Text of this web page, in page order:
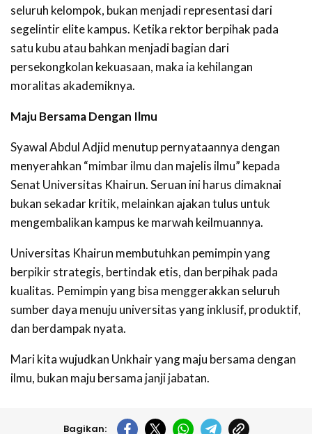
seluruh kelompok, bukan menjadi representasi dari
segelintir elite kampus. Ketika rektor berpihak pada
satu kubu atau bahkan menjadi bagian dari
persekongkolan kekuasaan, maka ia kehilangan
moralitas akademiknya.
Maju BersamaDengan Ilmu
Syawal Abdul Adjid menutup pernyataannya dengan
menyerahkan “mimbar ilmu dan majelis ilmu” kepada
Senat Universitas Khairun. Seruan ini harus dimaknai
bukan sekadar kritik, melainkan ajakan tulus untuk
mengembalikan kampus ke marwah keilmuannya.
Universitas Khairun membutuhkan pemimpin yang
berpikir strategis, bertindak etis, dan berpihak pada
kualitas. Pemimpin yang bisa menggerakkan seluruh
sumber daya menuju universitas yang inklusif, produktif,
dan berdampak nyata.
Mari kita wujudkan Unkhair yang maju bersama dengan
ilmu, bukan maju bersama janji jabatan.
Bagikan: